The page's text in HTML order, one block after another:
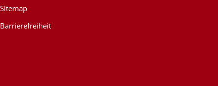
Sitemap
Barrierefreiheit